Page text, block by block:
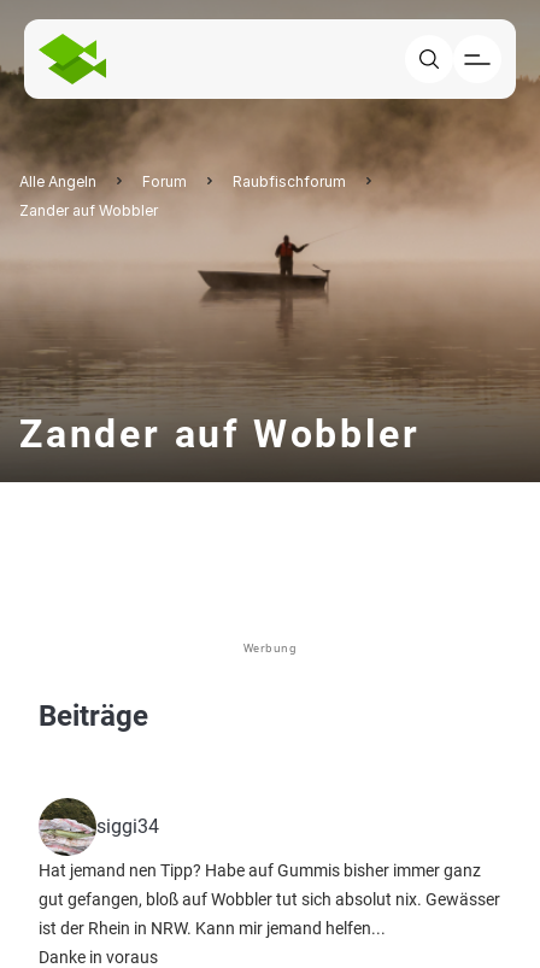
Alle Angeln Forum
Raubfischforum
Zander auf Wobbler
Zander auf Wobbler
Werbung
Beiträge
siggi34
Hat jemand nen Tipp? Habe auf Gummis bisher immer ganz
gut gefangen, bloß auf Wobbler tut sich absolut nix. Gewässer
ist der Rhein in NRW. Kann mir jemand helfen...
Danke in voraus